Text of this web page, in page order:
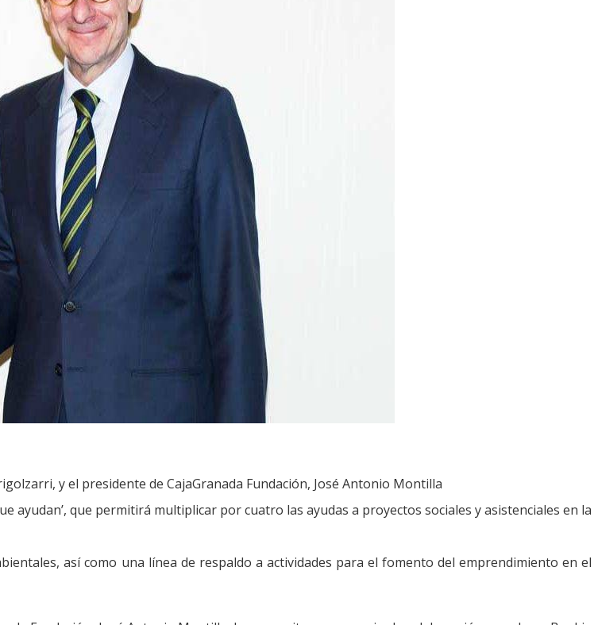
y el presidente de CajaGranada Fundación, José Antonio Montilla
ayudan’, que permitirá multiplicar por cuatro las ayudas a proyectos sociales y asistenciales en la
así como una línea de respaldo a actividades para el fomento del emprendimiento en el